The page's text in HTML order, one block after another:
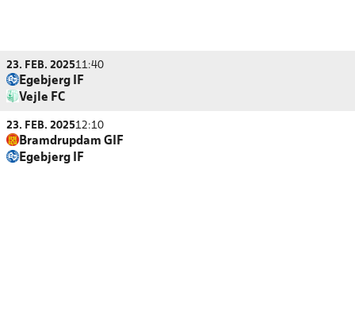
23. FEB. 202511:40
Egebjerg IF
Vejle FC
23. FEB. 202512:10
Bramdrupdam GIF
Egebjerg IF